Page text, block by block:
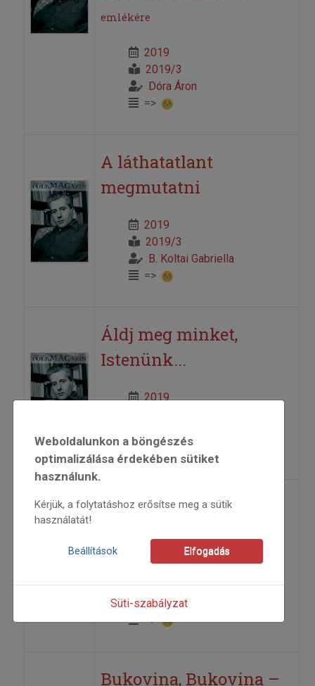
emlékére
2019
2019/3
Dóra Áron
=>
A láthatatlant
megmutatni
2019
2019/3
B. Koltai Gabriella
=>
Áldj meg minket,
Istenünk...
2019
=>
Bergics Lajosék
2019/3
Mészáros B. Endre
=>
Bukovina, Bukovina –
Weboldalunkon a böngészés
optimalizálása érdekében sütiket
használunk.
Kérjük, a folytatáshoz erősítse meg a sütik
használatát!
Beállítások Elfogadás
Süti-szabályzat